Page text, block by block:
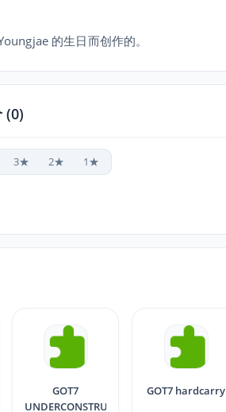
的生日而创作的。
(0)
3★ 2★ 1★
GOT7
UNDERCONSTRUCTION
GOT7 hardcarry